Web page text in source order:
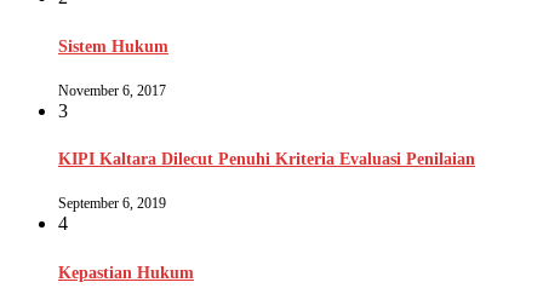
Sistem Hukum
November 6, 2017
3
KIPI Kaltara Dilecut Penuhi Kriteria Evaluasi Penilaian
September 6, 2019
4
Kepastian Hukum